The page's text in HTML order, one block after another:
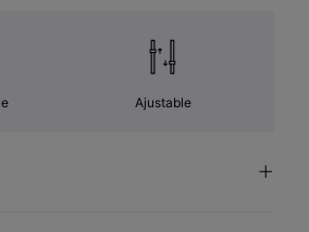
Ajustable